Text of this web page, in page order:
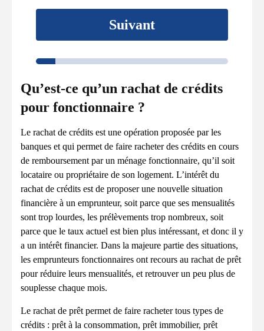
Suivant
Qu’est-ce qu’un rachat de crédits
pour fonctionnaire ?
Le rachat de crédits est une opération proposée par les
banques et qui permet de faire racheter des crédits en cours
de remboursement par un ménage fonctionnaire, qu’il soit
locataire ou propriétaire de son logement. L’intérêt du
rachat de crédits est de proposer une nouvelle situation
financière à un emprunteur, soit parce que ses mensualités
sont trop lourdes, les prélèvements trop nombreux, soit
parce que le taux actuel est bien plus intéressant, et donc il y
a un intérêt financier. Dans la majeure partie des situations,
les emprunteurs fonctionnaires ont recours au rachat de prêt
pour réduire leurs mensualités, et retrouver un peu plus de
souplesse chaque mois.
Le rachat de prêt permet de faire racheter tous types de
crédits : prêt à la consommation, prêt immobilier, prêt